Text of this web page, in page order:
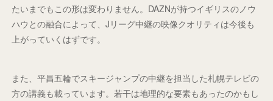
たいまでもこの形は変わりません。DAZNが持つイギリスのノウ
ハウとの融合によって、Jリーグ中継の映像クオリティは今後も
上がっていくはずです。
また、平昌五輪でスキージャンプの中継を担当した札幌テレビの
方の講義も載っています。若干は地理的な要素もあったのかもし